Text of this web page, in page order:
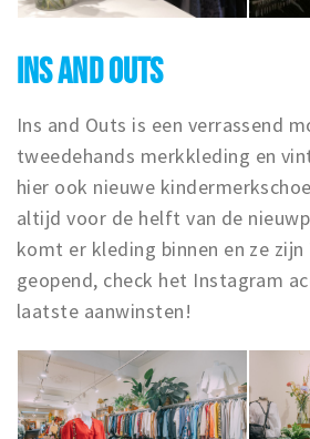
INS AND OUTS
Ins and Outs is een verrassend
tweedehands merkkleding en
hier ook nieuwe
altijd voor de helft van de
komt er kleding binnen en ze
geopend, check het Instagram
laatste aanwinsten!